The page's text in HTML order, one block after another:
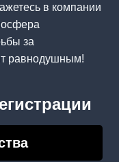
в компании
за
равнодушным!